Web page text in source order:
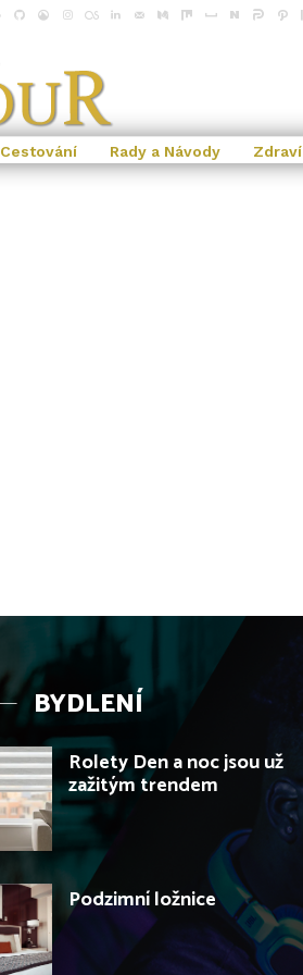
Cestování Rady a Návody Zdraví
BYDLENÍ
Rolety Den a noc jsou už
zažitým trendem
Podzimní ložnice